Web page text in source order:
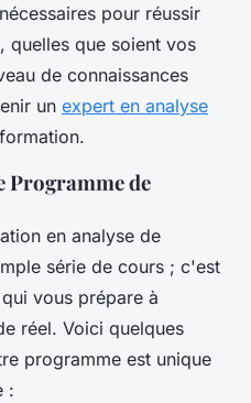
pour réussir
quelles que soient vos
de connaissances
un expert en analyse
de
en analyse de
série de cours ; c'est
vous prépare à
réel. Voici quelques
programme est unique
: